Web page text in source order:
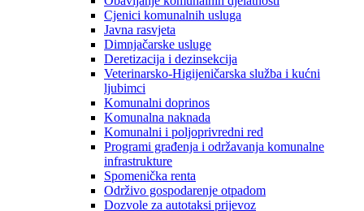
Cjenici komunalnih usluga
Javna rasvjeta
Dimnjačarske usluge
Deretizacija i dezinsekcija
Veterinarsko-Higijeničarska služba i kućni
ljubimci
Komunalni doprinos
Komunalna naknada
Komunalni i poljoprivredni red
Programi građenja i održavanja komunalne
infrastrukture
Spomenička renta
Održivo gospodarenje otpadom
Dozvole za autotaksi prijevoz